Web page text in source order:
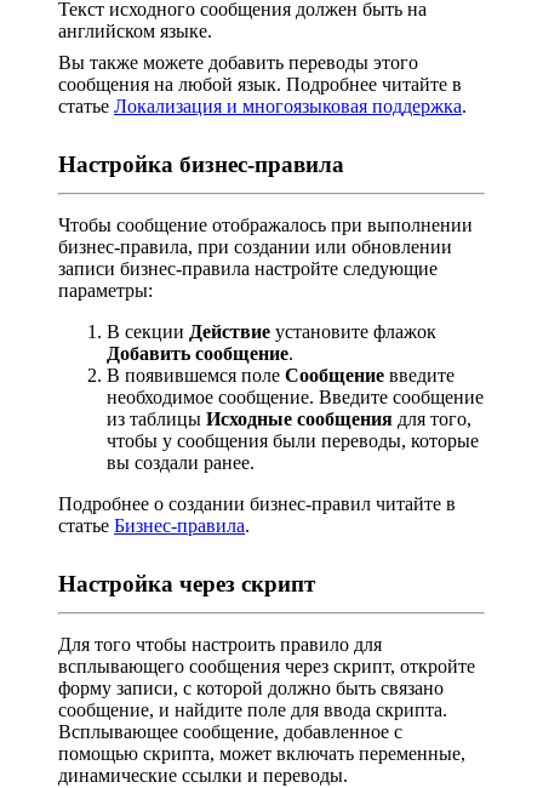
Текст исходного сообщения должен быть на
английском языке.
Вы также можете добавить переводы этого
сообщения на любой язык. Подробнее читайте в
статье Локализация и многоязыковая поддержка.
Настройка бизнес-правила
Чтобы сообщение отображалось при выполнении
бизнес-правила, при создании или обновлении
записи бизнес-правила настройте следующие
параметры:
В секции Действие установите флажок
Добавить сообщение.
В появившемся поле Сообщение введите
необходимое сообщение. Введите сообщение
из таблицы Исходные сообщения для того,
чтобы у сообщения были переводы, которые
вы создали ранее.
Подробнее о создании бизнес-правил читайте в
статье Бизнес-правила.
Настройка через скрипт
Для того чтобы настроить правило для
всплывающего сообщения через скрипт, откройте
форму записи, с которой должно быть связано
сообщение, и найдите поле для ввода скрипта.
Всплывающее сообщение, добавленное с
помощью скрипта, может включать переменные,
динамические ссылки и переводы.